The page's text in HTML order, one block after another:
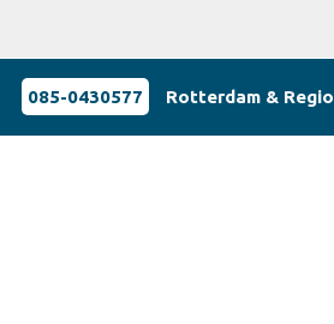
085-0430577 Rotterdam & Regio